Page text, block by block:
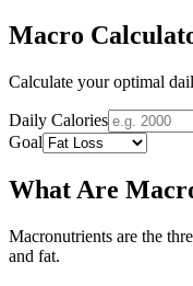
Macro
Calculate your optimal
Daily Calories
Goal
What Are
Macronutrients are the
and fat.